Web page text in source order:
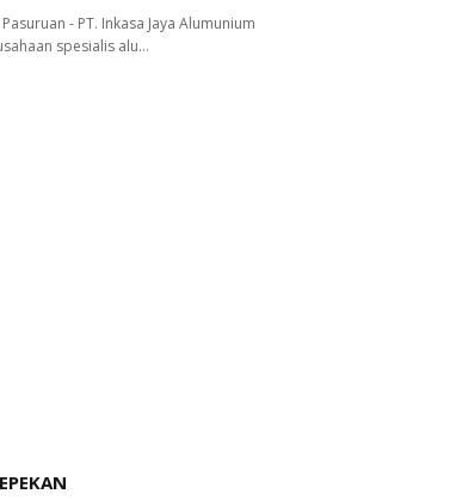
- PT. Inkasa Jaya Alumunium
spesialis alu…